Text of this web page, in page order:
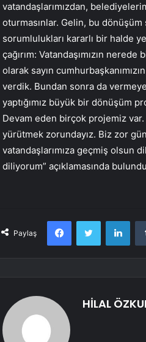
vatandaşlarımızdan,
oturmasınlar. Gelin, bu
sorumlulukları kararlı bir halde
çağırım: Vatandaşımızın
olarak sayın
verdik. Bundan sonra da
yaptığımız büyük bir dönüşüm
Devam eden birçok projemiz
yürütmek zorundayız. Biz zor
vatandaşlarımıza geçmiş olsun
diliyorum” açıklamasında
Paylaş
FacebookTwitter
HİLAL